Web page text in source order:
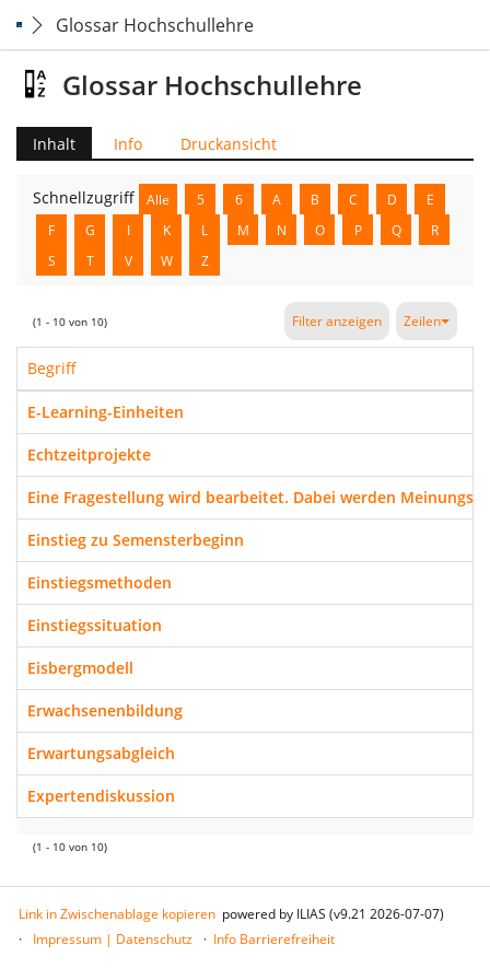
Glossar Hochschullehre
Glossar Hochschullehre
Inhalt Info Druckansicht
Schnellzugriff Alle 5 6 A B C D
E
F
G I K L M N O P Q
R
S
T V W Z
(1 - 10 von 10) Filter anzeigen Zeilen
Begriff
E-Learning-Einheiten
Echtzeitprojekte
Eine Fragestellung wird bearbeitet. Dabei werden
Einstieg zu Semensterbeginn
Einstiegsmethoden
Einstiegssituation
Eisbergmodell
Erwachsenenbildung
Erwartungsabgleich
Expertendiskussion
(1 - 10 von 10)
Link in Zwischenablage kopieren powered by ILIAS (v9.21 2026-07-07)
Impressum | Datenschutz
Info Barrierefreiheit